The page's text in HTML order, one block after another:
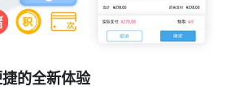
的全新体验